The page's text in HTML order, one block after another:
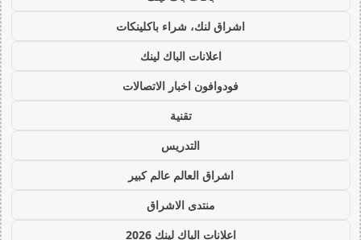
اشراق لنك، شراء باكلينكات
اعلانات الباك لينك
فودوافون اخبار الاتصالات
تقنية
التدريس
اشراق العالم عالم كبير
منتدى الاشراق
اعلانات الباك لينك 2026